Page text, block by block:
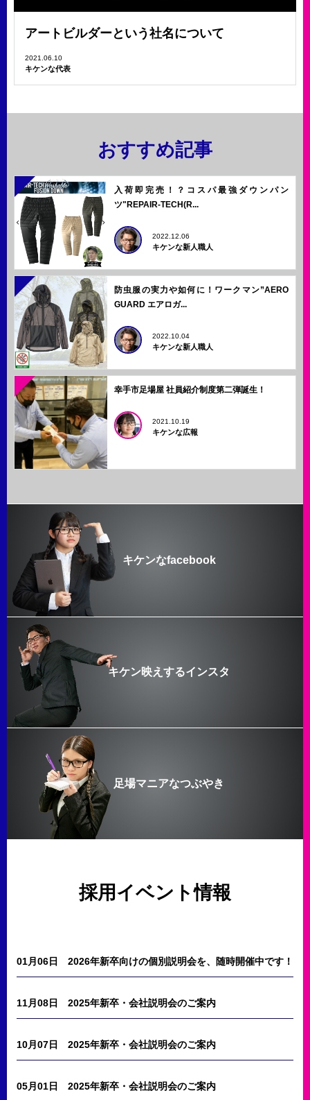
アートビルダーという社名について
2021.06.10
キケンな代表
おすすめ記事
入荷即完売！？コスパ最強ダウンパン
ツ"REPAIR-TECH(R...
2022.12.06
キケンな新人職人
防虫服の実力や如何に！ワークマン”AERO
GUARD エアロガ...
2022.10.04
キケンな新人職人
幸手市足場屋 社員紹介制度第二弾誕生！
2021.10.19
キケンな広報
キケンなfacebook
キケン映えするインスタ
足場マニアなつぶやき
採用イベント情報
01月06日 2026年新卒向けの個別説明会を、随時開催中です！
11月08日 2025年新卒・会社説明会のご案内
10月07日 2025年新卒・会社説明会のご案内
05月01日 2025年新卒・会社説明会のご案内